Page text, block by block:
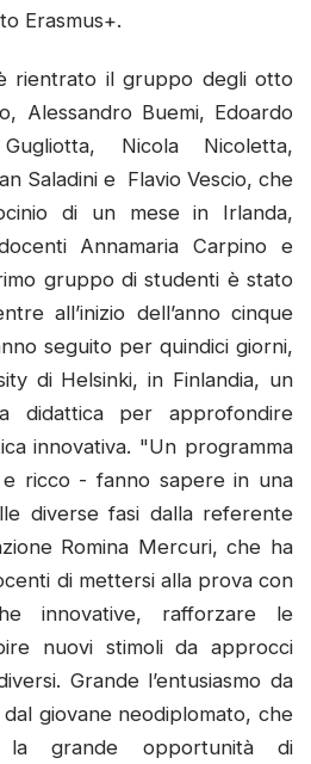
Erasmus+.
rientrato il gruppo degli otto
Alessandro Buemi, Edoardo
Nicola Nicoletta,
Saladini e Flavio Vescio, che
di un mese in Irlanda,
Annamaria Carpino e
gruppo di studenti è stato
all’inizio dell’anno cinque
seguito per quindici giorni,
di Helsinki, in Finlandia, un
didattica per approfondire
innovativa. "Un programma
e ricco - fanno sapere in una
diverse fasi dalla referente
Romina Mercuri, che ha
di mettersi alla prova con
innovative, rafforzare le
nuovi stimoli da approcci
Grande l’entusiasmo da
giovane neodiplomato, che
la grande opportunità di